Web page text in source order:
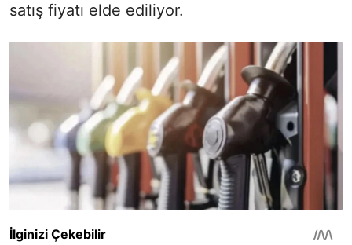
satış fiyatı elde ediliyor.